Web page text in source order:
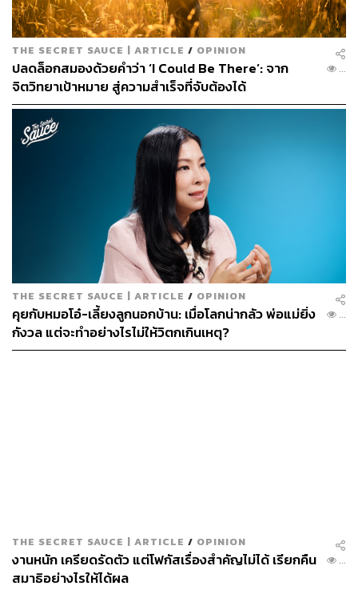
THE SECRET SAUCE | ARTICLE / OPINION
ปลดล็อกสมองด้วยคำว่า ‘I Could Be There’: จาก
จิตวิทยาเป้าหมาย สู่ความสำเร็จที่จับต้องได้
...
THE SECRET SAUCE | ARTICLE / OPINION
คุยกับหมอโอ๋-เลี้ยงลูกนอกบ้าน: เมื่อโลกน่ากลัว พ่อแม่ยิ่ง
กังวล แต่จะทำอย่างไรไม่ให้วิตกเกินเหตุ?
...
THE SECRET SAUCE | ARTICLE / OPINION
งานหนัก เครียดรัดตัว แต่โฟกัสเรื่องสำคัญไม่ได้ เรียกคืน
สมาธิอย่างไรให้ได้ผล
...